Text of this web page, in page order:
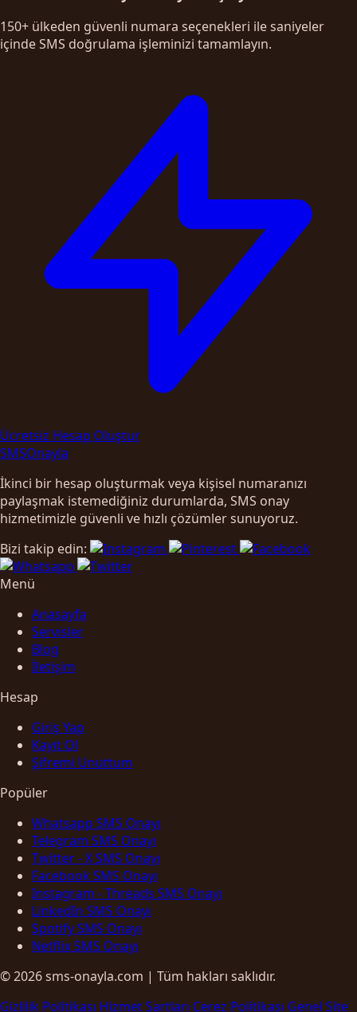
150+ ülkeden güvenli numara seçenekleri ile saniyeler
içinde SMS doğrulama işleminizi tamamlayın.
Ücretsiz Hesap Oluştur
SMSOnayla
İkinci bir hesap oluşturmak veya kişisel numaranızı
paylaşmak istemediğiniz durumlarda, SMS onay
hizmetimizle güvenli ve hızlı çözümler sunuyoruz.
Bizi takip edin:
Menü
Anasayfa
Servisler
Blog
İletişim
Hesap
Giriş Yap
Kayıt Ol
Şifremi Unuttum
Popüler
Whatsapp SMS Onayı
Telegram SMS Onayı
Twitter - X SMS Onayı
Facebook SMS Onayı
Instagram - Threads SMS Onayı
LinkedIn SMS Onayı
Spotify SMS Onayı
Netflix SMS Onayı
© 2026 sms-onayla.com | Tüm hakları saklıdır.
Gizlilik Politikası Hizmet Şartları Çerez Politikası Genel Site